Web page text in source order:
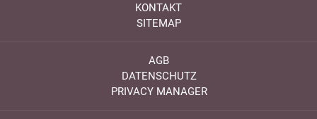
KONTAKT
SITEMAP
AGB
DATENSCHUTZ
PRIVACY MANAGER